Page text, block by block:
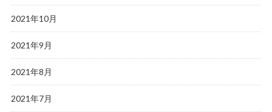
2021年10月
2021年9月
2021年8月
2021年7月